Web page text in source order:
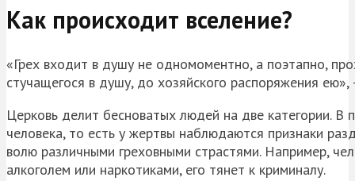
Как происходит вселение?
«Грех входит в душу не одномоментно, а поэтапно,
стучащегося в душу, до хозяйского распоряжения ею»,
Церковь делит бесноватых людей на две категории. В
человека, то есть у жертвы наблюдаются признаки
волю различными греховными страстями. Например,
алкоголем или наркотиками, его тянет к криминалу.